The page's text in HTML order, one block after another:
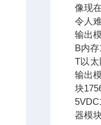
像现
令人
输出
B内
T以太
输出
块
器模